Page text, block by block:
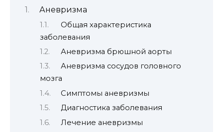
Аневризма
Общая характеристика
заболевания
Аневризма брюшной аорты
Аневризма сосудов головного
мозга
Симптомы аневризмы
Диагностика заболевания
Лечение аневризмы